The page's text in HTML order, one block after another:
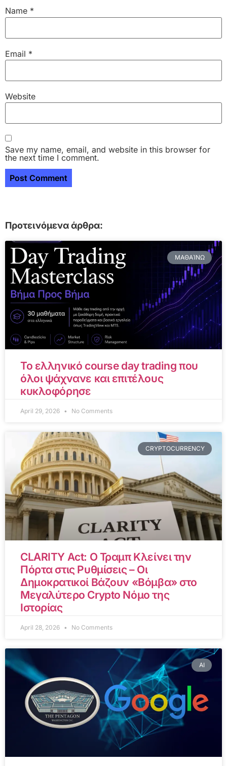
Name *
Email *
Website
Save my name, email, and website in this browser for
the next time I comment.
Προτεινόμενα άρθρα:
ΜΑΘΑΊΝΩ
Το ελληνικό course day trading που
όλοι ψάχνανε και επιτέλους
κυκλοφόρησε
April 29, 2026 No Comments
CRYPTOCURRENCY
CLARITY Act: Ο Τραμπ Κλείνει την
Πόρτα στις Ρυθμίσεις – Οι
Δημοκρατικοί Βάζουν «Βόμβα» στο
Μεγαλύτερο Crypto Νόμο της
Ιστορίας
April 28, 2026 No Comments
AI